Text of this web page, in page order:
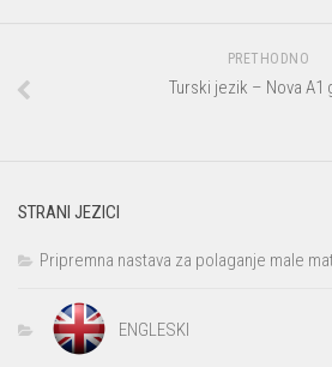
PRETHODNO
Turski jezik – Nova A1
STRANI JEZICI
Pripremna nastava za polaganje male
ENGLESKI